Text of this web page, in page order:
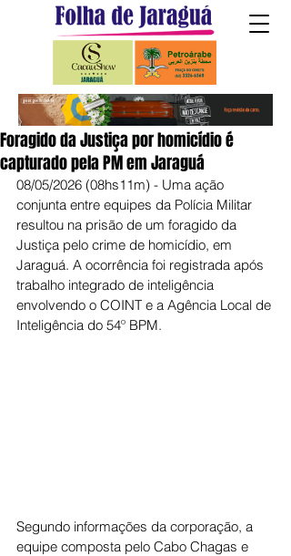
Foragido da Justiça por homicídio é
capturado pela PM em Jaraguá
08/05/2026 (08hs11m) - Uma ação
conjunta entre equipes da Polícia Militar
resultou na prisão de um foragido da
Justiça pelo crime de homicídio, em
Jaraguá. A ocorrência foi registrada após
trabalho integrado de inteligência
envolvendo o COINT e a Agência Local de
Inteligência do 54º BPM.
Segundo informações da corporação, a
equipe composta pelo Cabo Chagas e